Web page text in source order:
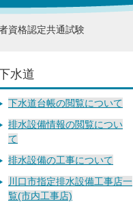
資格認定共通試験
水道
下水道台帳の閲覧について
排水設備情報の閲覧につい
て
排水設備の工事について
川口市指定排水設備工事店一
覧(市内工事店)